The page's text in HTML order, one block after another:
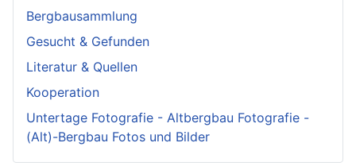
Bergbausammlung
Gesucht & Gefunden
Literatur & Quellen
Kooperation
Untertage Fotografie - Altbergbau Fotografie -
(Alt)-Bergbau Fotos und Bilder